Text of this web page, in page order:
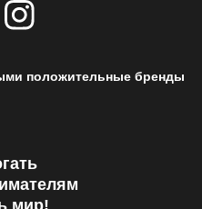
положительные бренды